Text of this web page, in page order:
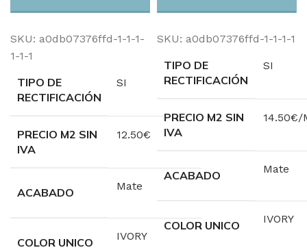
SKU: a0db07376ffd-1-1-1-
1-1-1
TIPO DE
RECTIFICACIÓN
SI
PRECIO M2 SIN
IVA
12.50€
ACABADO Mate
COLOR UNICO IVORY
SKU: a0db07376ffd-1-1-1-1
TIPO DE
RECTIFICACIÓN
SI
PRECIO M2 SIN
IVA
14.50€/
ACABADO Mate
COLOR UNICO IVORY